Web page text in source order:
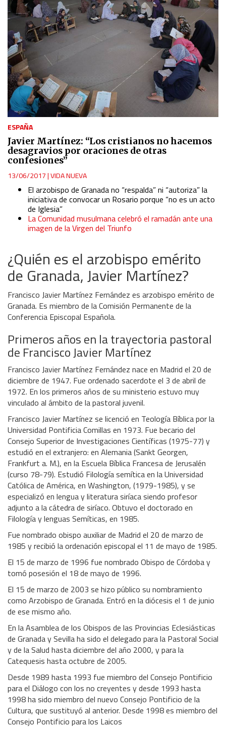
ESPAÑA
Javier Martínez: “Los cristianos no hacemos
desagravios por oraciones de otras
confesiones”
13/06/2017|VIDA NUEVA
El arzobispo de Granada no “respalda” ni “autoriza” la
iniciativa de convocar un Rosario porque “no es un acto
de Iglesia”
La Comunidad musulmana celebró el ramadán ante una
imagen de la Virgen del Triunfo
¿Quién es el arzobispo emérito
de Granada, Javier Martínez?
Francisco Javier Martínez Fernández es arzobispo emérito de
Granada. Es miembro de la Comisión Permanente de la
Conferencia Episcopal Española.
Primeros años en la trayectoria pastoral
de Francisco Javier Martínez
Francisco Javier Martínez Fernández nace en Madrid el 20 de
diciembre de 1947. Fue ordenado sacerdote el 3 de abril de
1972. En los primeros años de su ministerio estuvo muy
vinculado al ámbito de la pastoral juvenil.
Francisco Javier Martínez se licenció en Teología Bíblica por la
Universidad Pontificia Comillas en 1973. Fue becario del
Consejo Superior de Investigaciones Científicas (1975-77) y
estudió en el extranjero: en Alemania (Sankt Georgen,
Frankfurt a. M.), en la Escuela Bíblica Francesa de Jerusalén
(curso 78-79). Estudió Filología semítica en la Universidad
Católica de América, en Washington, (1979-1985), y se
especializó en lengua y literatura siríaca siendo profesor
adjunto a la cátedra de siríaco. Obtuvo el doctorado en
Filología y lenguas Semíticas, en 1985.
Fue nombrado obispo auxiliar de Madrid el 20 de marzo de
1985 y recibió la ordenación episcopal el 11 de mayo de 1985.
El 15 de marzo de 1996 fue nombrado Obispo de Córdoba y
tomó posesión el 18 de mayo de 1996.
El 15 de marzo de 2003 se hizo público su nombramiento
como Arzobispo de Granada. Entró en la diócesis el 1 de junio
de ese mismo año.
En la Asamblea de los Obispos de las Provincias Eclesiásticas
de Granada y Sevilla ha sido el delegado para la Pastoral Social
y de la Salud hasta diciembre del año 2000, y para la
Catequesis hasta octubre de 2005.
Desde 1989 hasta 1993 fue miembro del Consejo Pontificio
para el Diálogo con los no creyentes y desde 1993 hasta
1998 ha sido miembro del nuevo Consejo Pontificio de la
Cultura, que sustituyó al anterior. Desde 1998 es miembro del
Consejo Pontificio para los Laicos